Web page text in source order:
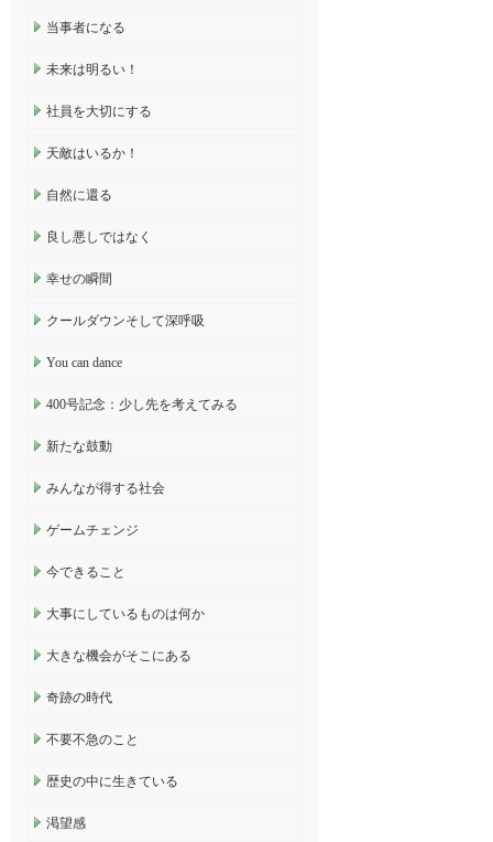
当事者になる
未来は明るい！
社員を大切にする
天敵はいるか！
自然に還る
良し悪しではなく
幸せの瞬間
クールダウンそして深呼吸
You can dance
400号記念：少し先を考えてみる
新たな鼓動
みんなが得する社会
ゲームチェンジ
今できること
大事にしているものは何か
大きな機会がそこにある
奇跡の時代
不要不急のこと
歴史の中に生きている
渇望感